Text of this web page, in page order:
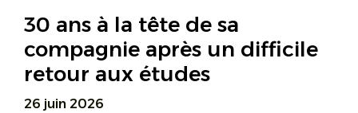
30 ans à la tête de sa
compagnie après un difficile
retour aux études
26 juin 2026